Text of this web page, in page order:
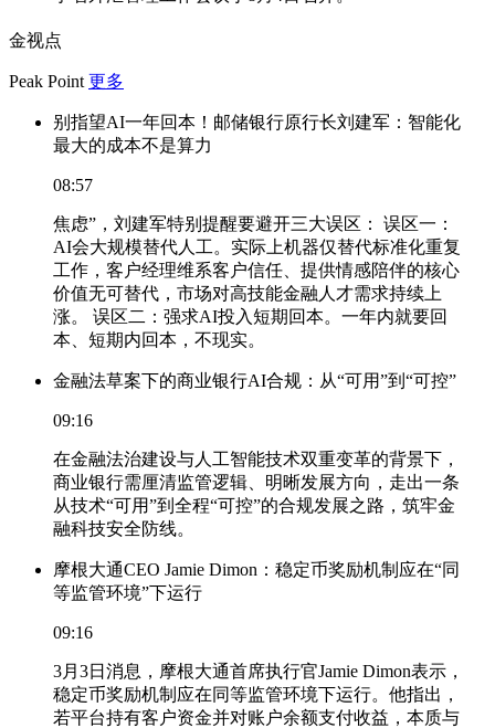
金视点
Peak Point 更多
别指望AI一年回本！邮储银行原行长刘建军：智能化
最大的成本不是算力
08:57
焦虑”，刘建军特别提醒要避开三大误区： 误区一：
AI会大规模替代人工。实际上机器仅替代标准化重复
工作，客户经理维系客户信任、提供情感陪伴的核心
价值无可替代，市场对高技能金融人才需求持续上
涨。 误区二：强求AI投入短期回本。一年内就要回
本、短期内回本，不现实。
金融法草案下的商业银行AI合规：从“可用”到“可控”
09:16
在金融法治建设与人工智能技术双重变革的背景下，
商业银行需厘清监管逻辑、明晰发展方向，走出一条
从技术“可用”到全程“可控”的合规发展之路，筑牢金
融科技安全防线。
摩根大通CEO Jamie Dimon：稳定币奖励机制应在“同
等监管环境”下运行
09:16
3月3日消息，摩根大通首席执行官Jamie Dimon表示，
稳定币奖励机制应在同等监管环境下运行。他指出，
若平台持有客户资金并对账户余额支付收益，本质与